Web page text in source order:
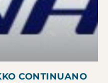
CONTINUANO